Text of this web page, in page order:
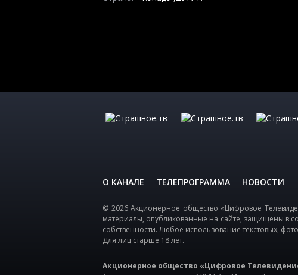
О КАНАЛЕ ТЕЛЕПРОГРАММА НОВОСТИ
© 2026 Акционерное общество «Цифровое
материалы, опубликованные на сайте, защищены в
собственности. Любое использование текстовых,
Для лиц старше 18 лет.
Акционерное общество «Цифровое